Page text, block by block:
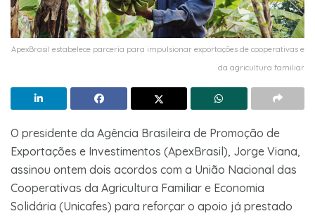
ApexBrasil estabelece parceria para impulsionar exportações de cooperativas e
da agricultura familiar
O presidente da Agência Brasileira de Promoção de
Exportações e Investimentos (ApexBrasil), Jorge Viana,
assinou ontem dois acordos com a União Nacional das
Cooperativas da Agricultura Familiar e Economia
Solidária (Unicafes) para reforçar o apoio já prestado